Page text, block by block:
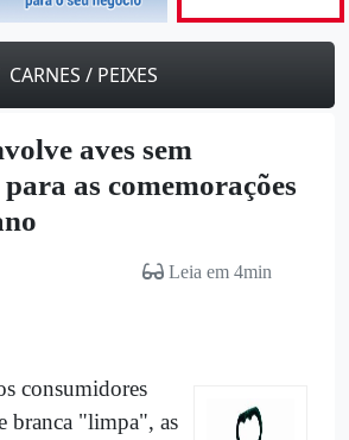
CARNES / PEIXES
aves sem
as comemorações
Leia em 4min
consumidores
branca "limpa", as